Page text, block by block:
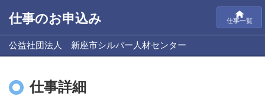
仕事のお申込み 仕事一覧
公益社団法人 新座市シルバー人材センター
仕事詳細